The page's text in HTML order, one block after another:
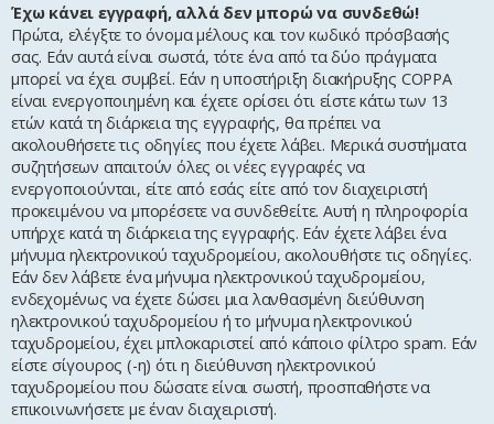
Έχω κάνει εγγραφή, αλλά δεν μπορώ να συνδεθώ!
Πρώτα, ελέγξτε το όνομα μέλους και τον κωδικό πρόσβασής
σας. Εάν αυτά είναι σωστά, τότε ένα από τα δύο πράγματα
μπορεί να έχει συμβεί. Εάν η υποστήριξη διακήρυξης COPPA
είναι ενεργοποιημένη και έχετε ορίσει ότι είστε κάτω των 13
ετών κατά τη διάρκεια της εγγραφής, θα πρέπει να
ακολουθήσετε τις οδηγίες που έχετε λάβει. Μερικά συστήματα
συζητήσεων απαιτούν όλες οι νέες εγγραφές να
ενεργοποιούνται, είτε από εσάς είτε από τον διαχειριστή
προκειμένου να μπορέσετε να συνδεθείτε. Αυτή η πληροφορία
υπήρχε κατά τη διάρκεια της εγγραφής. Εάν έχετε λάβει ένα
μήνυμα ηλεκτρονικού ταχυδρομείου, ακολουθήστε τις οδηγίες.
Εάν δεν λάβετε ένα μήνυμα ηλεκτρονικού ταχυδρομείου,
ενδεχομένως να έχετε δώσει μια λανθασμένη διεύθυνση
ηλεκτρονικού ταχυδρομείου ή το μήνυμα ηλεκτρονικού
ταχυδρομείου, έχει μπλοκαριστεί από κάποιο φίλτρο spam. Εάν
είστε σίγουρος (-η) ότι η διεύθυνση ηλεκτρονικού
ταχυδρομείου που δώσατε είναι σωστή, προσπαθήστε να
επικοινωνήσετε με έναν διαχειριστή.